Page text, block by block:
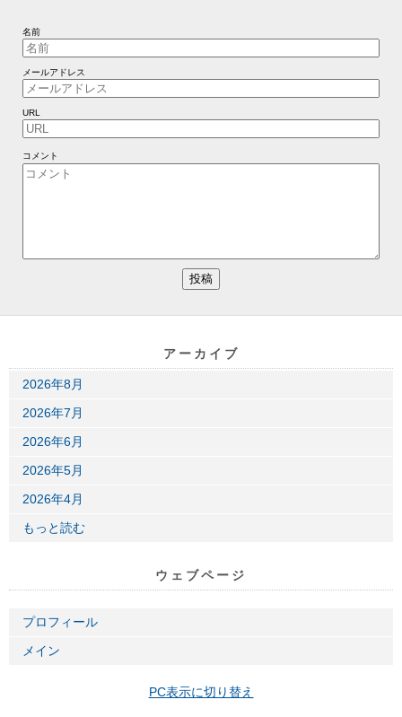
名前
メールアドレス
URL
コメント
アーカイブ
2026年8月
2026年7月
2026年6月
2026年5月
2026年4月
もっと読む
ウェブページ
プロフィール
メイン
PC表示に切り替え